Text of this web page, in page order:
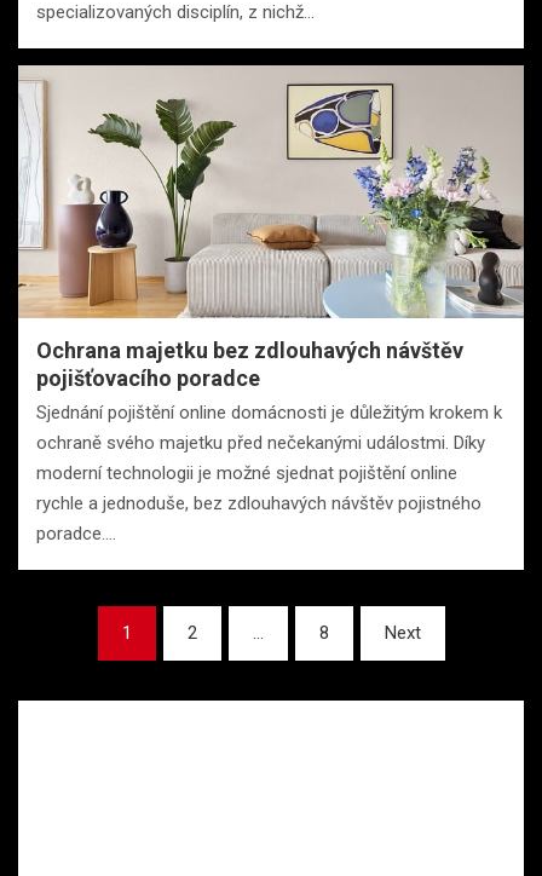
specializovaných disciplín, z nichž…
Ochrana majetku bez zdlouhavých návštěv
pojišťovacího poradce
Sjednání pojištění online domácnosti je důležitým krokem k
ochraně svého majetku před nečekanými událostmi. Díky
moderní technologii je možné sjednat pojištění online
rychle a jednoduše, bez zdlouhavých návštěv pojistného
poradce.…
Stránkování
příspěvků
1 2 … 8 Next